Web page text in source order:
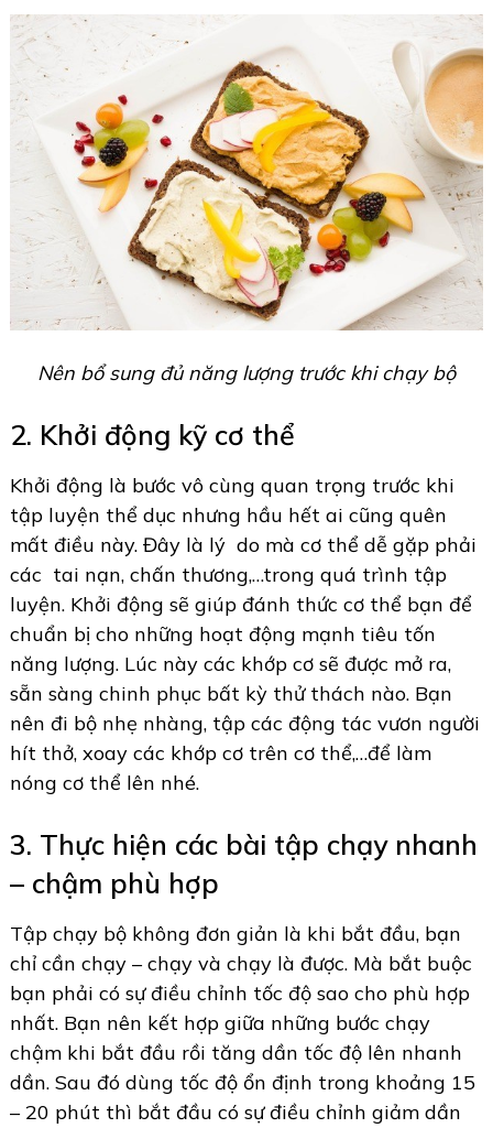
Nên bổ sung đủ năng lượng trước khi chạy bộ
2. Khởi động kỹ cơ thể
Khởi động là bước vô cùng quan trọng trước khi
tập luyện thể dục nhưng hầu hết ai cũng quên
mất điều này. Đây là lý do mà cơ thể dễ gặp phải
các tai nạn, chấn thương,…trong quá trình tập
luyện. Khởi động sẽ giúp đánh thức cơ thể bạn để
chuẩn bị cho những hoạt động mạnh tiêu tốn
năng lượng. Lúc này các khớp cơ sẽ được mở ra,
sẵn sàng chinh phục bất kỳ thử thách nào. Bạn
nên đi bộ nhẹ nhàng, tập các động tác vươn người
hít thở, xoay các khớp cơ trên cơ thể,…để làm
nóng cơ thể lên nhé.
3. Thực hiện các bài tập chạy nhanh
– chậm phù hợp
Tập chạy bộ không đơn giản là khi bắt đầu, bạn
chỉ cần chạy – chạy và chạy là được. Mà bắt buộc
bạn phải có sự điều chỉnh tốc độ sao cho phù hợp
nhất. Bạn nên kết hợp giữa những bước chạy
chậm khi bắt đầu rồi tăng dần tốc độ lên nhanh
dần. Sau đó dùng tốc độ ổn định trong khoảng 15
– 20 phút thì bắt đầu có sự điều chỉnh giảm dần